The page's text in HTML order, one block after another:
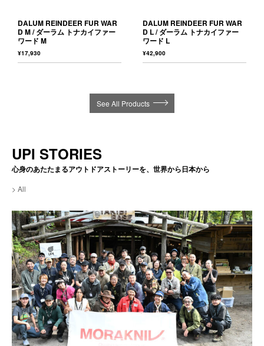
DALUM REINDEER FUR WAR
D M / ダーラム トナカイファー
ワード M
¥17,930
DALUM REINDEER FUR WAR
D L / ダーラム トナカイファー
ワード L
¥42,900
See All Products
UPI STORIES
心身のあたたまるアウトドアストーリーを、世界から日本から
All